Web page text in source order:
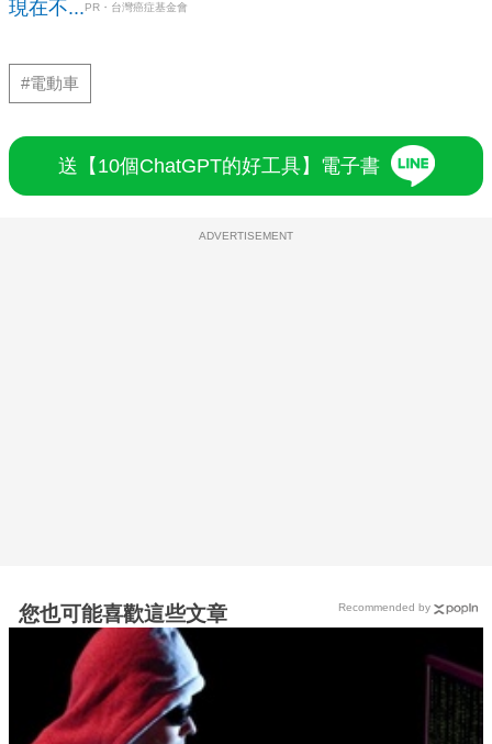
現在不...PR・台灣癌症基金會
#電動車
送【10個ChatGPT的好工具】電子書
ADVERTISEMENT
您也可能喜歡這些文章 Recommended by